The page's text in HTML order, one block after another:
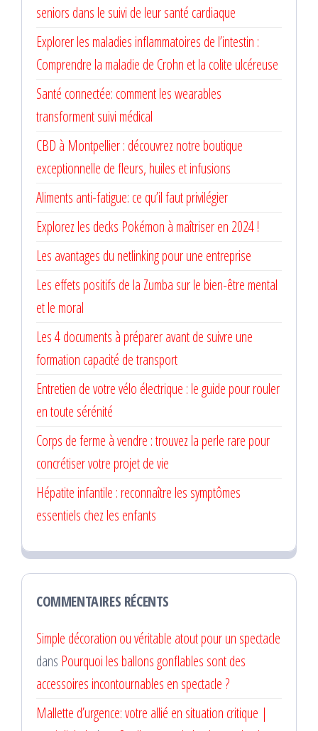
seniors dans le suivi de leur santé cardiaque
Explorer les maladies inflammatoires de l’intestin :
Comprendre la maladie de Crohn et la colite ulcéreuse
Santé connectée: comment les wearables
transforment suivi médical
CBD à Montpellier : découvrez notre boutique
exceptionnelle de fleurs, huiles et infusions
Aliments anti-fatigue: ce qu’il faut privilégier
Explorez les decks Pokémon à maîtriser en 2024 !
Les avantages du netlinking pour une entreprise
Les effets positifs de la Zumba sur le bien-être mental
et le moral
Les 4 documents à préparer avant de suivre une
formation capacité de transport
Entretien de votre vélo électrique : le guide pour rouler
en toute sérénité
Corps de ferme à vendre : trouvez la perle rare pour
concrétiser votre projet de vie
Hépatite infantile : reconnaître les symptômes
essentiels chez les enfants
COMMENTAIRES RÉCENTS
Simple décoration ou véritable atout pour un spectacle
dans Pourquoi les ballons gonflables sont des
accessoires incontournables en spectacle ?
Mallette d’urgence: votre allié en situation critique |